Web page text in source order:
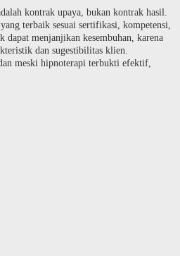
kontrak upaya, bukan kontrak hasil.
terbaik sesuai sertifikasi, kompetensi,
dapat menjanjikan kesembuhan, karena
dan sugestibilitas klien.
meski hipnoterapi terbukti efektif,